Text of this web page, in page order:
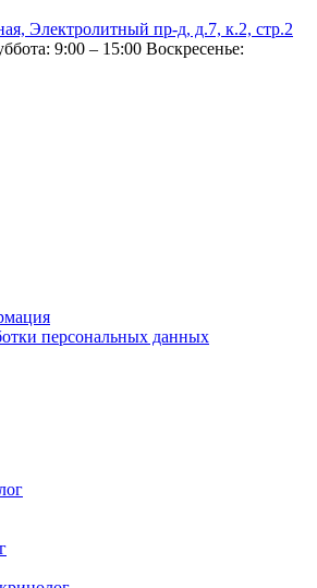
Электролитный пр-д, д.7, к.2, стр.2
9:00 – 15:00 Воскресенье:
персональных данных